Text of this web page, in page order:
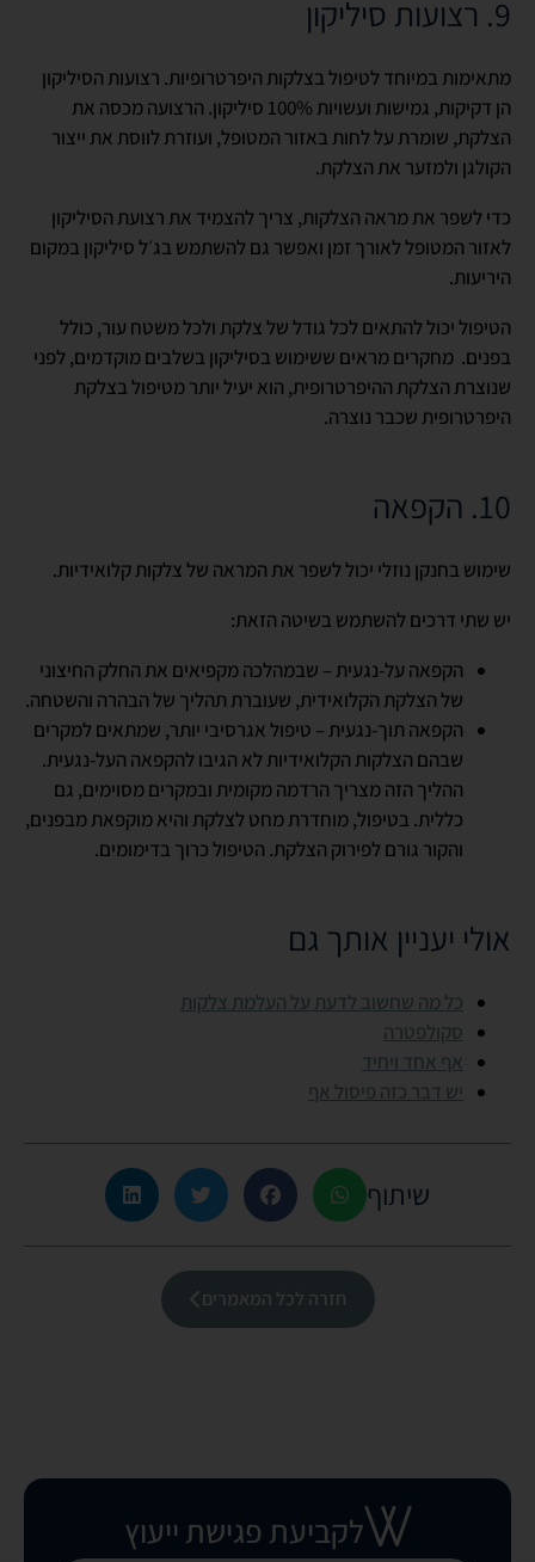
9. רצועות סיליקון
מתאימות במיוחד לטיפול בצלקות היפרטרופיות. רצועות הסיליקון
הן דקיקות, גמישות ועשויות 100% סיליקון. הרצועה מכסה את
הצלקת, שומרת על לחות באזור המטופל, ועוזרת לווסת את ייצור
הקולגן ולמזער את הצלקת.
כדי לשפר את מראה הצלקות, צריך להצמיד את רצועת הסיליקון
לאזור המטופל לאורך זמן ואפשר גם להשתמש בג׳ל סיליקון במקום
היריעות.
הטיפול יכול להתאים לכל גודל של צלקת ולכל משטח עור, כולל
בפנים. מחקרים מראים ששימוש בסיליקון בשלבים מוקדמים, לפני
שנוצרת הצלקת ההיפרטרופית, הוא יעיל יותר מטיפול בצלקת
היפרטרופית שכבר נוצרה.
10. הקפאה
שימוש בחנקן נוזלי יכול לשפר את המראה של צלקות קלואידיות.
יש שתי דרכים להשתמש בשיטה הזאת:
הקפאה על-נגעית – שבמהלכה מקפיאים את החלק החיצוני
של הצלקת הקלואידית, שעוברת תהליך של הבהרה והשטחה.
הקפאה תוך-נגעית – טיפול אגרסיבי יותר, שמתאים למקרים
שבהם הצלקות הקלואידיות לא הגיבו להקפאה העל-נגעית.
ההליך הזה מצריך הרדמה מקומית ובמקרים מסוימים, גם
כללית. בטיפול, מוחדרת מחט לצלקת והיא מוקפאת מבפנים,
והקור גורם לפירוק הצלקת. הטיפול כרוך בדימומים.
אולי יעניין אותך גם
כל מה שחשוב לדעת על העלמת צלקות
סקולפטרה
אף אחד ויחיד
יש דבר כזה פיסול אף
שיתוף
חזרה לכל המאמרים
לקביעת פגישת ייעוץ